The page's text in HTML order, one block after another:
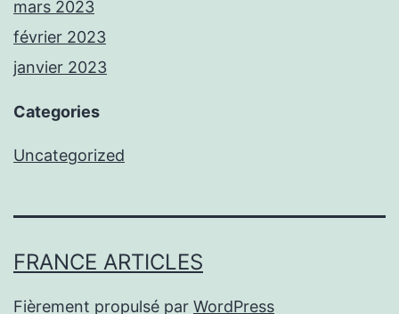
mars 2023
février 2023
janvier 2023
Categories
Uncategorized
FRANCE ARTICLES
Fièrement propulsé par WordPress